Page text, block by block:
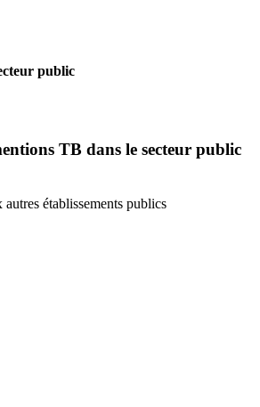
public
TB dans le secteur public
établissements publics